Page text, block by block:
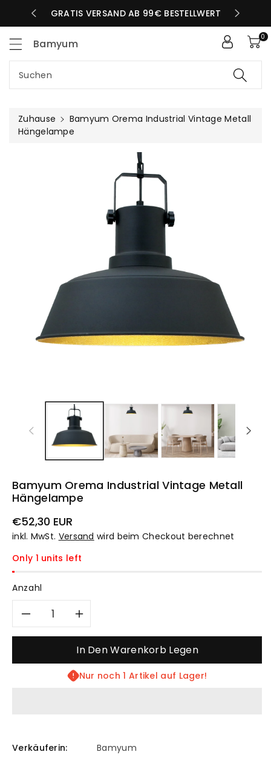
TAG GRATIS VERSAND AB 99€ BESTELLWERT
Bamyum
Suchen
0
Zuhause
Bamyum Orema Industrial Vintage Metall
Hängelampe
Bamyum Orema Industrial Vintage Metall
Hängelampe
Normaler
Preis
€52,30 EUR
inkl. MwSt. Versand wird beim Checkout berechnet
Only 1 units left
Anzahl
Verringere
Menge
Orema
Erhöhe
die
Menge
Orema
In Den Warenkorb Legen
Nur noch 1 Artikel auf Lager!
Verkäuferin: Bamyum